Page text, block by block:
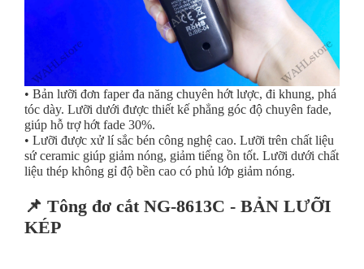
• Bản lưỡi đơn faper đa năng chuyên hớt lược, đi khung, phá
tóc dày. Lưỡi dưới được thiết kế phẳng góc độ chuyên fade,
giúp hỗ trợ hớt fade 30%.
• Lưỡi được xử lí sắc bén công nghệ cao. Lưỡi trên chất liệu
sứ ceramic giúp giảm nóng, giảm tiếng ồn tốt. Lưỡi dưới chất
liệu thép không gỉ độ bền cao có phủ lớp giảm nóng.
📌 Tông đơ cắt NG-8613C - BẢN LƯỠI
KÉP